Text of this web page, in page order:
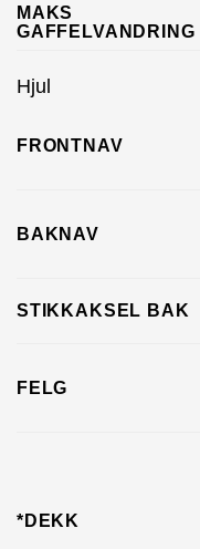
MAKS
GAFFELVANDRING
Hjul
FRONTNAV
BAKNAV
STIKKAKSEL BAK
FELG
*DEKK